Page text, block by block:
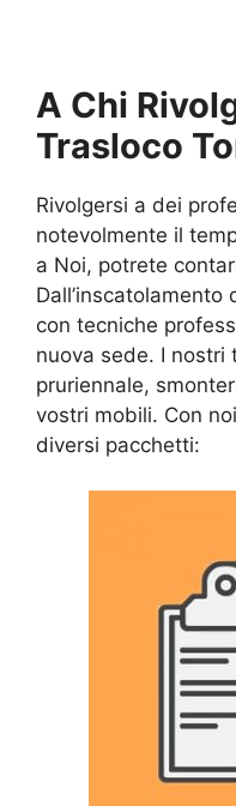
A Chi
Trasloco
Rivolgersi a dei
notevolmente il
a Noi, potrete
con tecniche
nuova sede. I nostri
pruriennale,
vostri mobili. Con
diversi pacchetti: